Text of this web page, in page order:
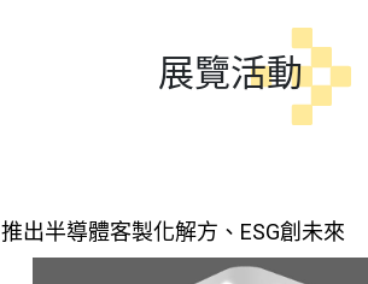
展覽活動
推出半導體客製化解方、ESG創未來